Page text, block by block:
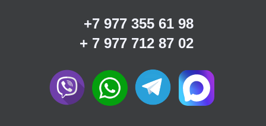
+ 7 977 712 87 02
+7 977 355 61 98